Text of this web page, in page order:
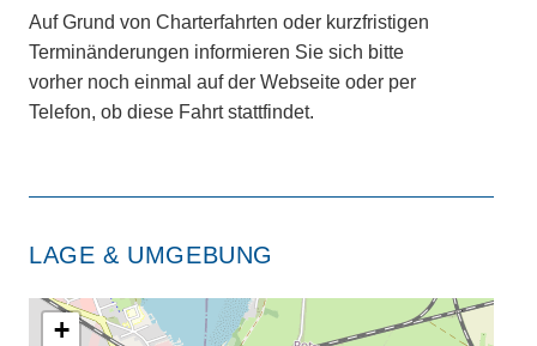
Auf Grund von Charterfahrten oder kurzfristigen
Terminänderungen informieren Sie sich bitte
vorher noch einmal auf der Webseite oder per
Telefon, ob diese Fahrt stattfindet.
LAGE & UMGEBUNG
+